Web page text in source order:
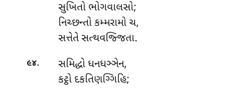
સુખિતો ભોગવાલસો;
નિચ્છન્તો કમ્મરામો ચ,
સત્તેતે સત્થવજ્જિતા.
૯૪.
સમિદ્ધો ધનધઞ્ઞેન,
કટ્ઠો દકતિણગ્ગિહિ;